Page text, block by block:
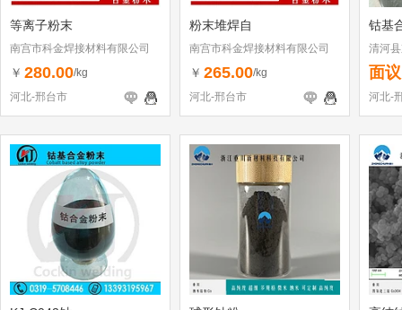
等离子粉末
南宫市科金焊接材料有限公司
￥ 280.00/kg
河北-邢台市
粉末堆焊自
南宫市科金焊接材料有限公司
￥ 265.00/kg
河北-邢台市
钴基
清河
面议
河北-